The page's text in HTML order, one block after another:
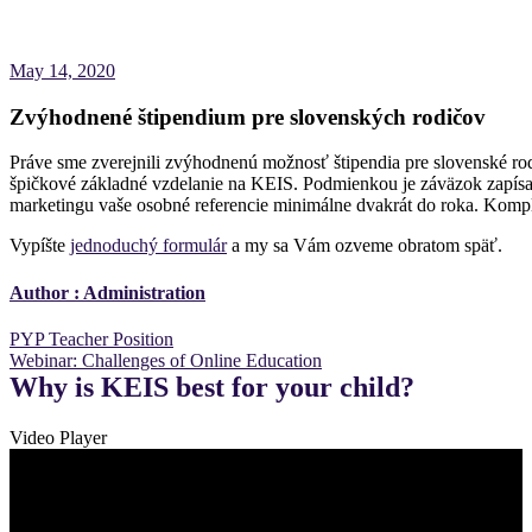
May 14, 2020
Zvýhodnené štipendium pre slovenských rodičov
Práve sme zverejnili zvýhodnenú možnosť štipendia pre slovenské
špičkové základné vzdelanie na KEIS. Podmienkou je záväzok
marketingu vaše osobné referencie minimálne dvakrát do roka.
Vypíšte jednoduchý formulára my sa Vám ozveme obratom späť.
Author : Administration
Post
navigation
PYP Teacher Position
Webinar: Challenges of Online Education
Why is KEIS best for your child?
Video Player